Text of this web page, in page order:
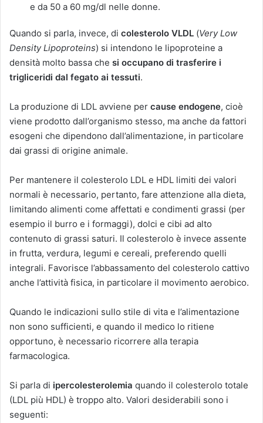
e da 50 a 60 mg/dl nelle donne.
Quando si parla, invece, di colesterolo VLDL (Very Low
Density Lipoproteins) si intendono le lipoproteine a
densità molto bassa che si occupano di trasferire i
trigliceridi dal fegato ai tessuti.
La produzione di LDL avviene per cause endogene, cioè
viene prodotto dall’organismo stesso, ma anche da fattori
esogeni che dipendono dall’alimentazione, in particolare
dai grassi di origine animale.
Per mantenere il colesterolo LDL e HDL limiti dei valori
normali è necessario, pertanto, fare attenzione alla dieta,
limitando alimenti come affettati e condimenti grassi (per
esempio il burro e i formaggi), dolci e cibi ad alto
contenuto di grassi saturi. Il colesterolo è invece assente
in frutta, verdura, legumi e cereali, preferendo quelli
integrali. Favorisce l’abbassamento del colesterolo cattivo
anche l’attività fisica, in particolare il movimento aerobico.
Quando le indicazioni sullo stile di vita e l’alimentazione
non sono sufficienti, e quando il medico lo ritiene
opportuno, è necessario ricorrere alla terapia
farmacologica.
Si parla di ipercolesterolemia quando il colesterolo totale
(LDL più HDL) è troppo alto. Valori desiderabili sono i
seguenti: